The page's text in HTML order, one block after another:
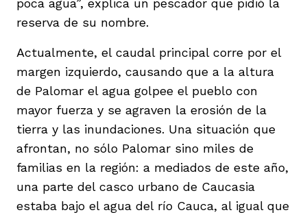
poca agua”, explica un pescador que pidió la
reserva de su nombre.
Actualmente, el caudal principal corre por el
margen izquierdo, causando que a la altura
de Palomar el agua golpee el pueblo con
mayor fuerza y se agraven la erosión de la
tierra y las inundaciones. Una situación que
afrontan, no sólo Palomar sino miles de
familias en la región: a mediados de este año,
una parte del casco urbano de Caucasia
estaba bajo el agua del río Cauca, al igual que